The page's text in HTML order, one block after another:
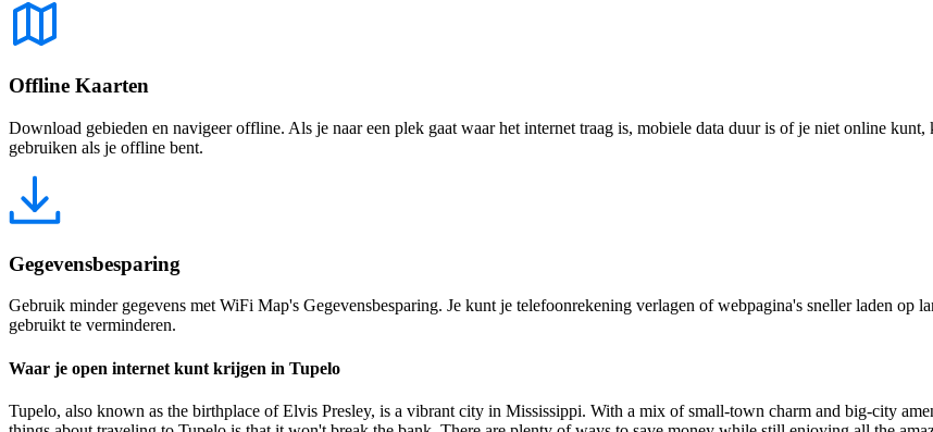
Offline Kaarten
Download gebieden en navigeer offline. Als je naar een plek gaat waar het internet traag is, mobiele data duur is of je niet online
gebruiken als je offline bent.
Gegevensbesparing
Gebruik minder gegevens met WiFi Map's Gegevensbesparing. Je kunt je telefoonrekening verlagen of webpagina's sneller laden op
gebruikt te verminderen.
Waar je open internet kunt krijgen in Tupelo
Tupelo, also known as the birthplace of Elvis Presley, is a vibrant city in Mississippi. With a mix of small-town charm and big-city